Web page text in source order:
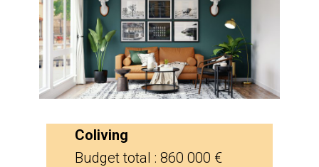
Coliving
Budget total : 860 000 €